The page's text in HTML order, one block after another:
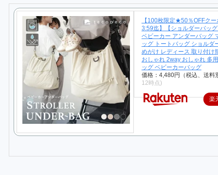
【100枚限定★50％OFFク
3:59迄】【ショルダーバッ
ベビーカー アンダーバッグ
ッグ トートバッグ ショルダ
めがけ レディース 取り付け
おしゃれ 2way おしゃれ 多
ッグ ベビーカーバッグ
価格：4,480円（税込、送料
12時点)
楽